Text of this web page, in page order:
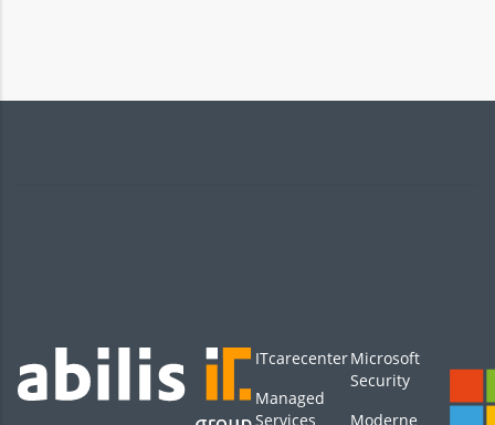
ITcarecenter
Managed
Services
Microsoft
Security
Moderne